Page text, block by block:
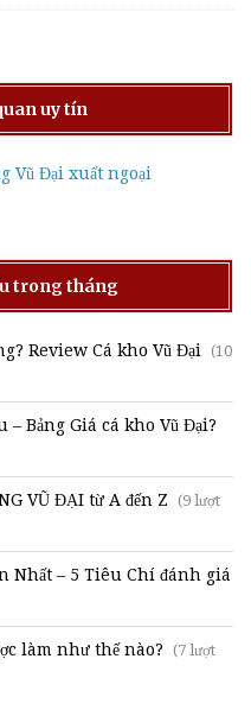
uy tín
Vũ Đại xuất ngoại
trong tháng
Review Cá kho Vũ Đại (10
Bảng Giá cá kho Vũ Đại?
VŨ ĐẠI từ A đến Z
(9 lượt
Nhất – 5 Tiêu Chí đánh giá
làm như thế nào? (7 lượt